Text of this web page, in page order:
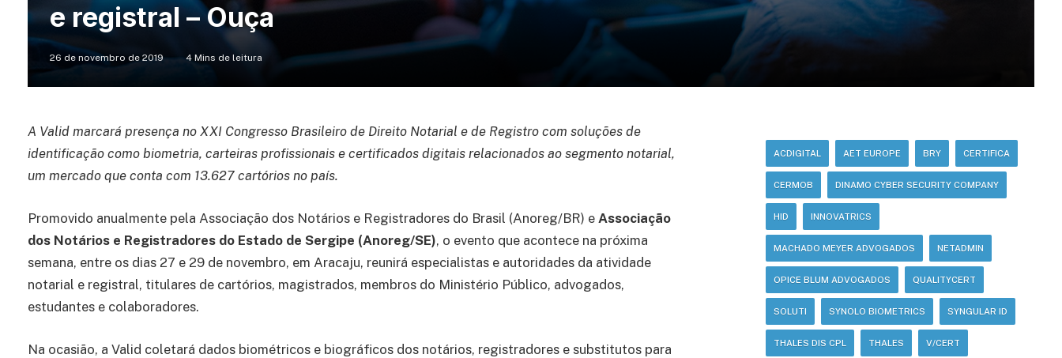
e registral – Ouça
26 de novembro de 2019 4 Mins de leitura
A Valid marcará presença no XXI Congresso Brasileiro de Direito Notarial e de Registro com soluções de
identificação como biometria, carteiras profissionais e certificados digitais relacionados ao segmento notarial,
um mercado que conta com 13.627 cartórios no país.
Promovido anualmente pela Associação dos Notários e Registradores do Brasil (Anoreg/BR) e Associação
dos Notários e Registradores do Estado de Sergipe (Anoreg/SE), o evento que acontece na próxima
semana, entre os dias 27 e 29 de novembro, em Aracaju, reunirá especialistas e autoridades da atividade
notarial e registral, titulares de cartórios, magistrados, membros do Ministério Público, advogados,
estudantes e colaboradores.
Na ocasião, a Valid coletará dados biométricos e biográficos dos notários, registradores e substitutos para
ACDIGITAL AET EUROPE BRY CERTIFICA
CERMOB DINAMO CYBER SECURITY COMPANY
HID INNOVATRICS
MACHADO MEYER ADVOGADOS NETADMIN
OPICE BLUM ADVOGADOS QUALITYCERT
SOLUTI SYNOLO BIOMETRICS SYNGULAR ID
THALES DIS CPL THALES V/CERT